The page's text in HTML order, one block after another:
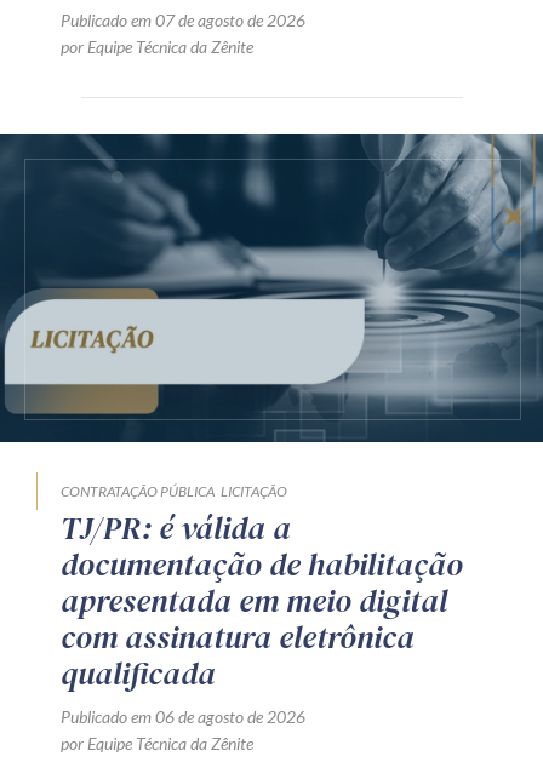
Publicado em 07 de agosto de 2026
por Equipe Técnica da Zênite
CONTRATAÇÃO PÚBLICA LICITAÇÃO
TJ/PR: é válida a
documentação de habilitação
apresentada em meio digital
com assinatura eletrônica
qualificada
Publicado em 06 de agosto de 2026
por Equipe Técnica da Zênite